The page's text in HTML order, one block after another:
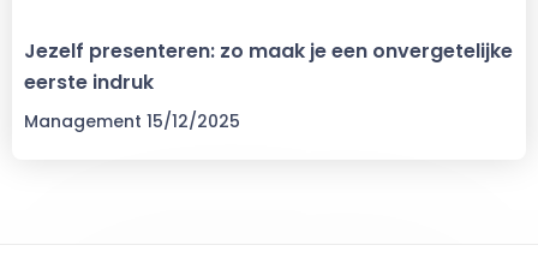
Jezelf presenteren: zo maak je een onvergetelijke
eerste indruk
Management 15/12/2025